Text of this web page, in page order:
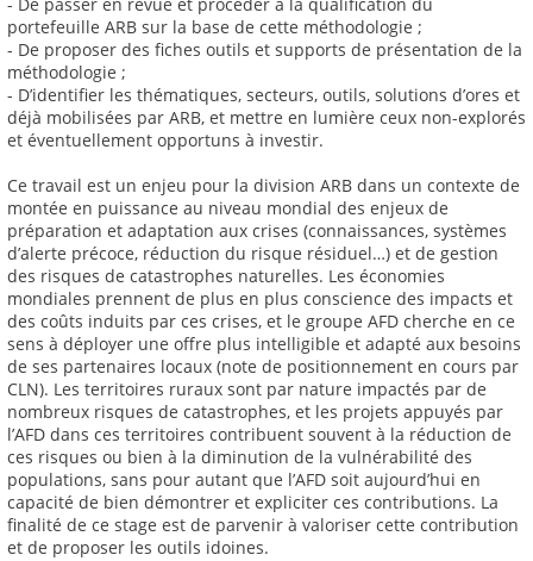
portefeuille ARB sur la base de cette méthodologie ;
- De proposer des fiches outils et supports de présentation de la
méthodologie ;
- D’identifier les thématiques, secteurs, outils, solutions d’ores et
déjà mobilisées par ARB, et mettre en lumière ceux non-explorés
et éventuellement opportuns à investir.
Ce travail est un enjeu pour la division ARB dans un contexte de
montée en puissance au niveau mondial des enjeux de
préparation et adaptation aux crises (connaissances, systèmes
d’alerte précoce, réduction du risque résiduel…) et de gestion
des risques de catastrophes naturelles. Les économies
mondiales prennent de plus en plus conscience des impacts et
des coûts induits par ces crises, et le groupe AFD cherche en ce
sens à déployer une offre plus intelligible et adapté aux besoins
de ses partenaires locaux (note de positionnement en cours par
CLN). Les territoires ruraux sont par nature impactés par de
nombreux risques de catastrophes, et les projets appuyés par
l’AFD dans ces territoires contribuent souvent à la réduction de
ces risques ou bien à la diminution de la vulnérabilité des
populations, sans pour autant que l’AFD soit aujourd’hui en
capacité de bien démontrer et expliciter ces contributions. La
finalité de ce stage est de parvenir à valoriser cette contribution
et de proposer les outils idoines.